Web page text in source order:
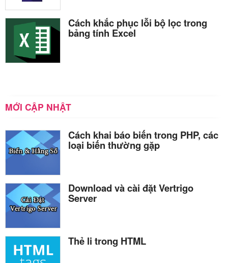
Cách khắc phục lỗi bộ lọc trong
bảng tính Excel
MỚI CẬP NHẬT
Cách khai báo biến trong PHP, các
loại biến thường gặp
Download và cài đặt Vertrigo
Server
Thẻ li trong HTML